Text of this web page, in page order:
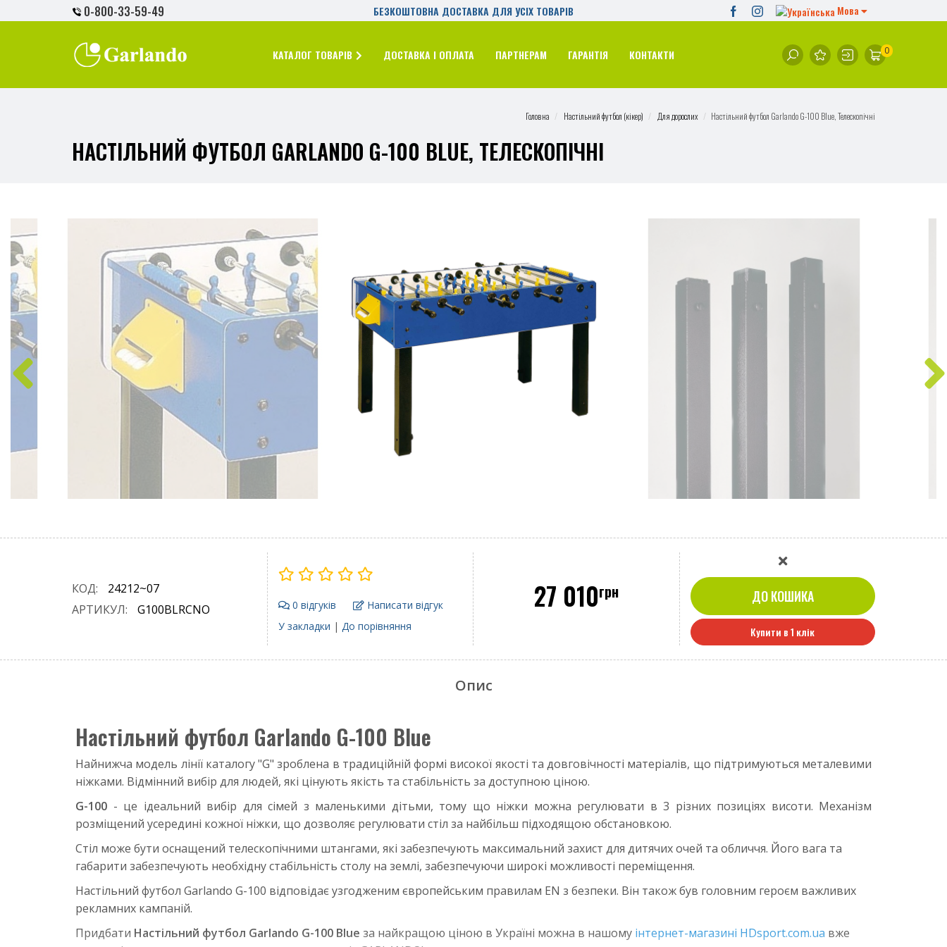
0-800-33-59-49 БЕЗКОШТОВНА ДОСТАВКА ДЛЯ УСІХ ТОВАРІВ Мова
КАТАЛОГ ТОВАРІВ ДОСТАВКА І ОПЛАТА ПАРТНЕРАМ ГАРАНТІЯ КОНТАКТИ 0
Головна Настільний футбол (кікер) Для дорослих Настільний футбол Garlando G-100 Blue, Телескопічні
НАСТІЛЬНИЙ ФУТБОЛ GARLANDO G-100 BLUE, ТЕЛЕСКОПІЧНІ
КОД:
24212~07
АРТИКУЛ:
G100BLRCNO 0 відгуків
Написати відгук
У закладки | До порівняння
27 010грн ДО КОШИКА
Купити в 1 клік
Опис
Настільний футбол Garlando G-100 Blue
Найнижча модель лінії каталогу "G" зроблена в традиційній формі високої якості та довговічності матеріалів, що підтримуються металевими
ніжками. Відмінний вибір для людей, які цінують якість та стабільність за доступною ціною.
G-100 - це ідеальний вибір для сімей з маленькими дітьми, тому що ніжки можна регулювати в 3 різних позиціях висоти. Механізм
розміщений усередині кожної ніжки, що дозволяє регулювати стіл за найбільш підходящою обстановкою.
Стіл може бути оснащений телескопічними штангами, які забезпечують максимальний захист для дитячих очей та обличчя. Його вага та
габарити забезпечують необхідну стабільність столу на землі, забезпечуючи широкі можливості переміщення.
Настільний футбол Garlando G-100 відповідає узгодженим європейським правилам EN з безпеки. Він також був головним героєм важливих
рекламних кампаній.
Придбати Настільний футбол Garlando G-100 Blue за найкращою ціною в Україні можна в нашому інтернет-магазині HDsport.com.ua вже